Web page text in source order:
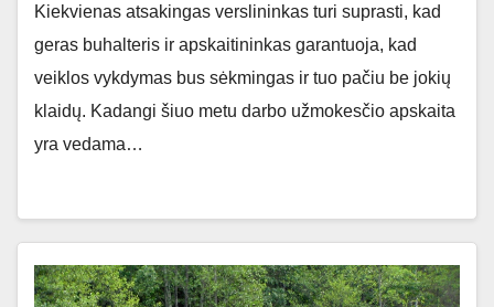
Kiekvienas atsakingas verslininkas turi suprasti, kad
geras buhalteris ir apskaitininkas garantuoja, kad
veiklos vykdymas bus sėkmingas ir tuo pačiu be jokių
klaidų. Kadangi šiuo metu darbo užmokesčio apskaita
yra vedama…